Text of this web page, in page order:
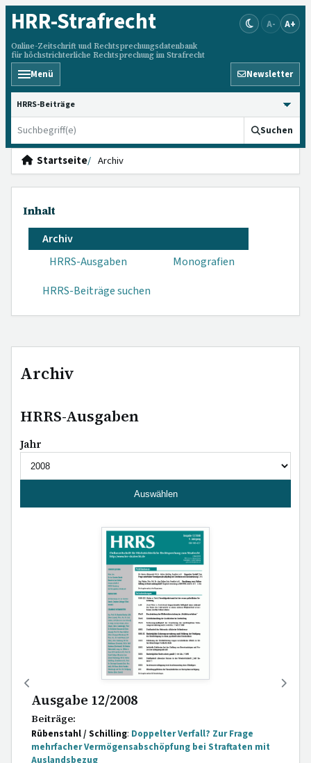
HRR-Strafrecht
Online-Zeitschrift und Rechtsprechungsdatenbank
für höchstrichterliche Rechtsprechung im Strafrecht
A- A+
Menü Newsletter
HRRS durchsuchen
Suchen
Startseite Archiv
Inhalt
Archiv
HRRS-Ausgaben
Monografien
HRRS-Beiträge suchen
Archiv
HRRS-Ausgaben
Jahr
Auswählen
Ausgabe 12/2008
Beiträge:
Rübenstahl / Schilling: Doppelter Verfall? Zur Frage
mehrfacher Vermögensabschöpfung bei Straftaten mit
Auslandsbezug